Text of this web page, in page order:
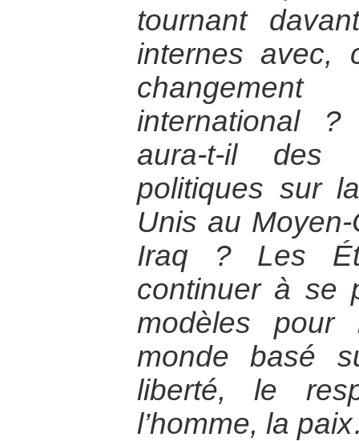
tournant
internes avec,
international
aura-t-il des
politiques sur
Unis au
Iraq ? Les
continuer à se
modèles pour
monde basé
liberté, le
l’homme, la